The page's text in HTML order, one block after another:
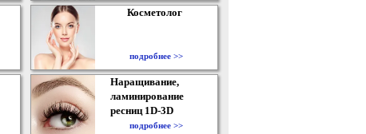
Косметолог
подробнее >>
Наращивание,
ламинирование
ресниц 1D-3D
подробнее >>